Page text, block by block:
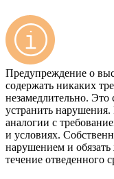
Предупреждение о
содержать никаких
незамедлительно. Это
устранить нарушения.
аналогии с
и условиях.
нарушением и обязать
течение отведенного